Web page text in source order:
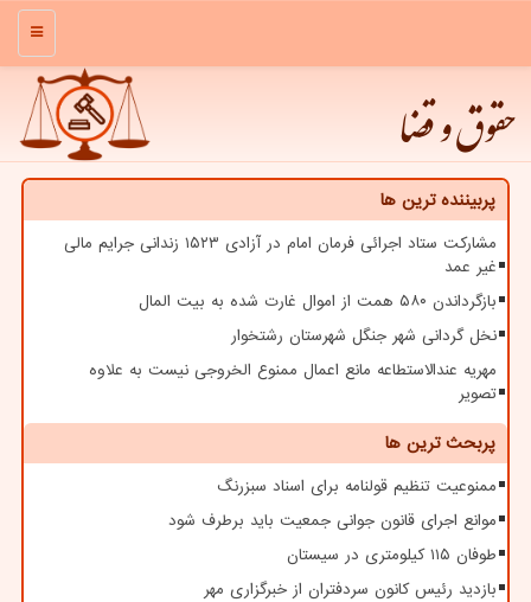
منو
حقوق و قضا
پربیننده ترین ها
مشارکت ستاد اجرائی فرمان امام در آزادی ۱۵۲۳ زندانی جرایم مالی
غیر عمد
بازگرداندن ۵۸۰ همت از اموال غارت شده به بیت المال
نخل گردانی شهر جنگل شهرستان رشتخوار
مهریه عندالاستطاعه مانع اعمال ممنوع الخروجی نیست به علاوه
تصویر
پربحث ترین ها
ممنوعیت تنظیم قولنامه برای اسناد سبزرنگ
موانع اجرای قانون جوانی جمعیت باید برطرف شود
طوفان ۱۱۵ کیلومتری در سیستان
بازدید رئیس کانون سردفتران از خبرگزاری مهر